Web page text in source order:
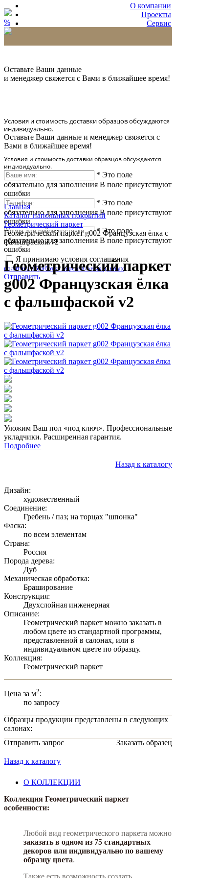
О компании
Проекты
Сервис
%
Оставьте Ваши данные
и менеджер свяжется с Вами в ближайшее время!
Условия и стоимость доставки образцов обсуждаются
индивидуально.
Оставьте Ваши данные и менеджер свяжется с
Вами в ближайшее время!
Условия и стоимость доставки образцов обсуждаются
индивидуально.
* Это поле
обязательно для заполнения В поле присутствуют
ошибки
* Это поле
обязательно для заполнения В поле присутствуют
ошибки
* Это поле
обязательно для заполнения В поле присутствуют
ошибки
Я принимаю условия соглашения
политики обработки персональных данных
Отправить
Главная
Каталог напольных покрытий
Геометрический паркет
Геометрический паркет g002 Французская ёлка с
фальшфаской v2
Геометрический паркет
g002 Французская ёлка
с фальшфаской v2
Уложим Ваш пол «под ключ». Профессиональные
укладчики. Расширенная гарантия.
Подробнее
Назад к каталогу
Дизайн:
художественный
Соединение:
Гребень / паз; на торцах "шпонка"
Фаска:
по всем элементам
Страна:
Россия
Порода дерева:
Дуб
Механическая обработка:
Браширование
Конструкция:
Двухслойная инженерная
Описание:
Геометрический паркет можно заказать в
любом цвете из стандартной программы,
представленной в салонах, или в
индивидуальном цвете по образцу.
Коллекция:
Геометрический паркет
Цена за м2:
по запросу
Образцы продукции представлены в следующих
салонах:
Отправить запрос
Заказать образец
Назад к каталогу
О КОЛЛЕКЦИИ
Коллекция Геометрический паркет
особенности:
Любой вид геометрического паркета можно
заказать в одном из 75 стандартных
декоров или индивидуально по вашему
образцу цвета.
Также есть возможность создать